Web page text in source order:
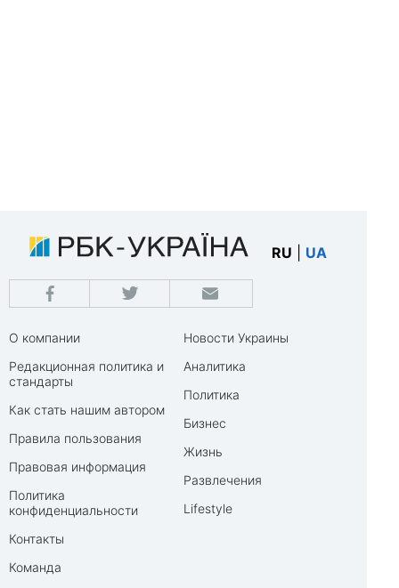
RU UA
О компании
Редакционная политика и
стандарты
Как стать нашим автором
Правила пользования
Правовая информация
Политика
конфиденциальности
Контакты
Команда
Новости Украины
Аналитика
Политика
Бизнес
Жизнь
Развлечения
Lifestyle